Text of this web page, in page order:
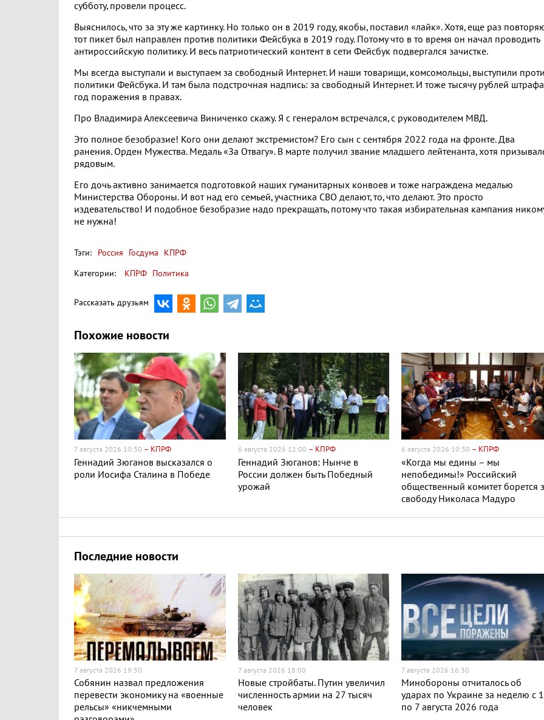
субботу, провели процесс.
Выяснилось, что за эту же картинку. Но только он в 2019 году, якобы, поставил «лайк». Хотя, еще раз
тот пикет был направлен против политики Фейсбука в 2019 году. Потому что в то время он начал проводить
антироссийскую политику. И весь патриотический контент в сети Фейсбук подвергался зачистке.
Мы всегда выступали и выступаем за свободный Интернет. И наши товарищи, комсомольцы, выступили
политики Фейсбука. И там была подстрочная надпись: за свободный Интернет. И тоже тысячу рублей
год поражения в правах.
Про Владимира Алексеевича Виниченко скажу. Я с генералом встречался, с руководителем МВД.
Это полное безобразие! Кого они делают экстремистом? Его сын с сентября 2022 года на фронте. Два
ранения. Орден Мужества. Медаль «За Отвагу». В марте получил звание младшего лейтенанта, хотя
рядовым.
Его дочь активно занимается подготовкой наших гуманитарных конвоев и тоже награждена медалью
Министерства Обороны. И вот над его семьей, участника СВО делают, то, что делают. Это просто
издевательство! И подобное безобразие надо прекращать, потому что такая избирательная кампания
не нужна!
Тэги: Россия Госдума
КПРФ
Категории:
КПРФ Политика
Рассказать друзьям
Похожие новости
7 августа 2026 10:30 – КПРФ
Геннадий Зюганов высказался о
роли Иосифа Сталина в Победе
6 августа 2026 12:00 – КПРФ
Геннадий Зюганов: Нынче в
России должен быть Победный
урожай
6 августа 2026 10:30 – КПРФ
«Когда мы едины – мы
непобедимы!» Российский
общественный комитет борется
свободу Николаса Мадуро
Последние новости
7 августа 2026 19:30
Собянин назвал предложения
перевести экономику на «военные
рельсы» «никчемными
7 августа 2026 18:00
Новые стройбаты. Путин увеличил
численность армии на 27 тысяч
человек
7 августа 2026 16:30
Минобороны отчиталось об
ударах по Украине за неделю с 1
по 7 августа 2026 года